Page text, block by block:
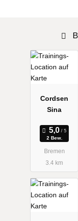
Cordsen
Sina
2 Bew.
Bremen
3.4 km